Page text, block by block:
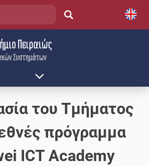
Συστημάτων
Πειραιώς
του Τμήματος
πρόγραμμα
ICT Academy